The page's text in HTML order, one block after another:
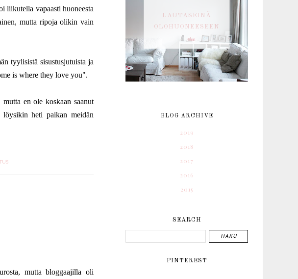
liikutella vapaasti huoneesta
mutta ripoja olikin vain
tyylisistä sisustusjutuista ja
is where they love you".
en ole koskaan saanut
heti paikan meidän
mutta bloggaajilla oli
LAUTASEINÄ
OLOHUONEESEEN
BLOG ARCHIVE
2019
2018
2017
2016
2015
SEARCH
PINTEREST